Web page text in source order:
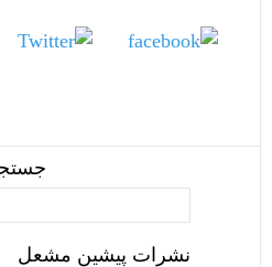
نشرات پیشین مشعل